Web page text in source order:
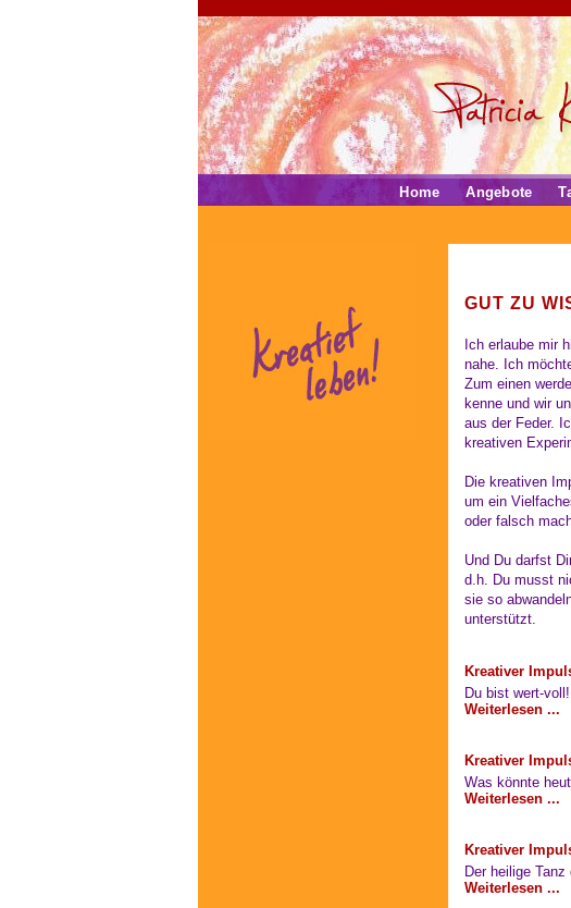
Home Angebote
GUT ZU
Ich erlaube mir
nahe. Ich
Zum einen
kenne und wir
aus der Feder.
kreativen
Die kreativen
um ein
oder falsch
Und Du darfst
d.h. Du musst
sie so
unterstützt.
Kreativer
Du bist wert-
Weiterlesen ...
Kreativer
Was könnte
Weiterlesen ...
Kreativer
Der heilige Tanz
Weiterlesen ...